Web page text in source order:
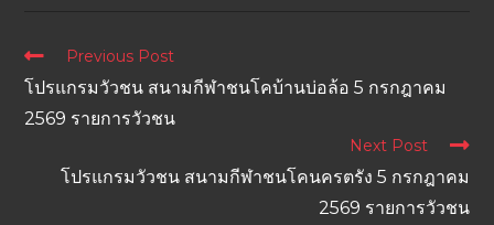
Previous Post
โปรแกรมวัวชน สนามกีฬาชนโคบ้านบ่อล้อ 5 กรกฎาคม
2569 รายการวัวชน
Next Post
โปรแกรมวัวชน สนามกีฬาชนโคนครตรัง 5 กรกฎาคม
2569 รายการวัวชน